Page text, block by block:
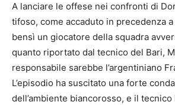
A lanciare le offese nei confronti di
tifoso, come accaduto in precedenza a
bensì un giocatore della squadra
quanto riportato dal tecnico del Bari,
responsabile sarebbe l’argentiniano
L’episodio ha suscitato una forte
dell’ambiente biancorosso, e il